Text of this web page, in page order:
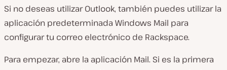
Si no deseas utilizar Outlook, también puedes utilizar la
aplicación predeterminada Windows Mail para
configurar tu correo electrónico de Rackspace.
Para empezar, abre la aplicación Mail. Si es la primera